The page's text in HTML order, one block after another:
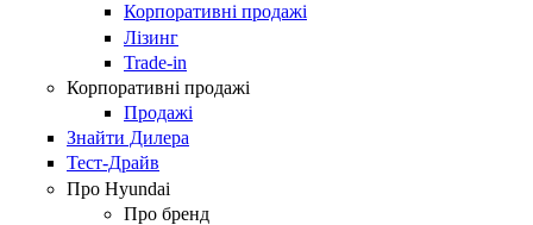
Корпоративні продажі
Лізинг
Trade-in
Корпоративні продажі
Продажі
Знайти Дилера
Тест-Драйв
Про Hyundai
Про бренд